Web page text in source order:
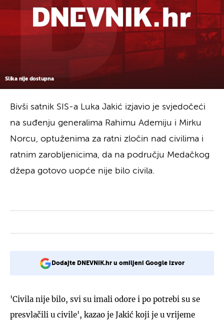
Slika nije dostupna
Bivši satnik SIS-a Luka Jakić izjavio je svjedočeći
na suđenju generalima Rahimu Ademiju i Mirku
Norcu, optuženima za ratni zločin nad civilima i
ratnim zarobljenicima, da na području Medačkog
džepa gotovo uopće nije bilo civila.
Dodajte DNEVNIK.hr u omiljeni Google izvor
'Civila nije bilo, svi su imali odore i po potrebi su se
presvlačili u civile', kazao je Jakić koji je u vrijeme